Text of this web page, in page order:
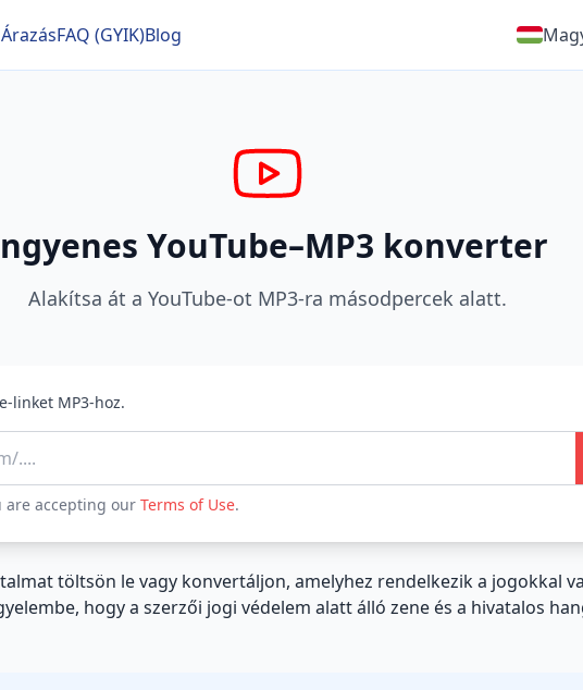
ÁrazásFAQ (GYIK)Blog
YouTube–MP3 konverter
Alakítsa át a YouTube-ot MP3-ra másodpercek alatt.
linket MP3-hoz.
....
are accepting our Terms of Use.
töltsön le vagy konvertáljon, amelyhez rendelkezik a jogokkal
hogy a szerzői jogi védelem alatt álló zene és a hivatalos